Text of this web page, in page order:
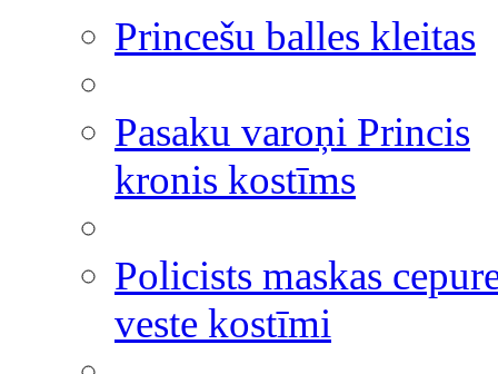
Princešu balles kleitas
Pasaku varoņi Princis
kronis kostīms
Policists maskas
veste kostīmi